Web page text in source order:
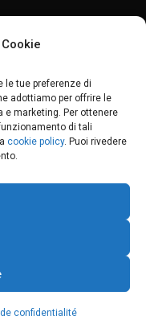
le tue preferenze di
adottiamo per offrire le
marketing. Per ottenere
di tali
cookie policy. Puoi rivedere
confidentialité